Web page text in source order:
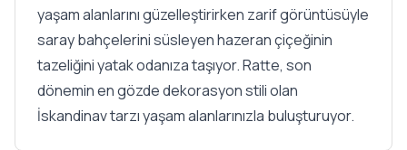
yaşam alanlarını güzelleştirirken zarif görüntüsüyle
saray bahçelerini süsleyen hazeran çiçeğinin
tazeliğini yatak odanıza taşıyor. Ratte, son
dönemin en gözde dekorasyon stili olan
İskandinav tarzı yaşam alanlarınızla buluşturuyor.